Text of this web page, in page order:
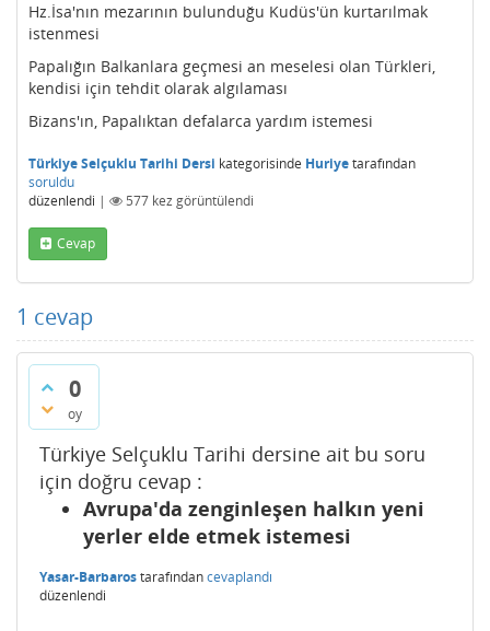
Hz.İsa'nın mezarının bulunduğu Kudüs'ün kurtarılmak
istenmesi
Papalığın Balkanlara geçmesi an meselesi olan Türkleri,
kendisi için tehdit olarak algılaması
Bizans'ın, Papalıktan defalarca yardım istemesi
Türkiye Selçuklu Tarihi Dersi kategorisinde Huriyetarafından
soruldu
düzenlendi | 577 kez görüntülendi
Cevap
1 cevap
0
oy
Türkiye Selçuklu Tarihi dersine ait bu soru
için doğru cevap :
Avrupa'da zenginleşen halkın yeni
yerler elde etmek istemesi
Yasar-Barbarostarafındancevaplandı
düzenlendi